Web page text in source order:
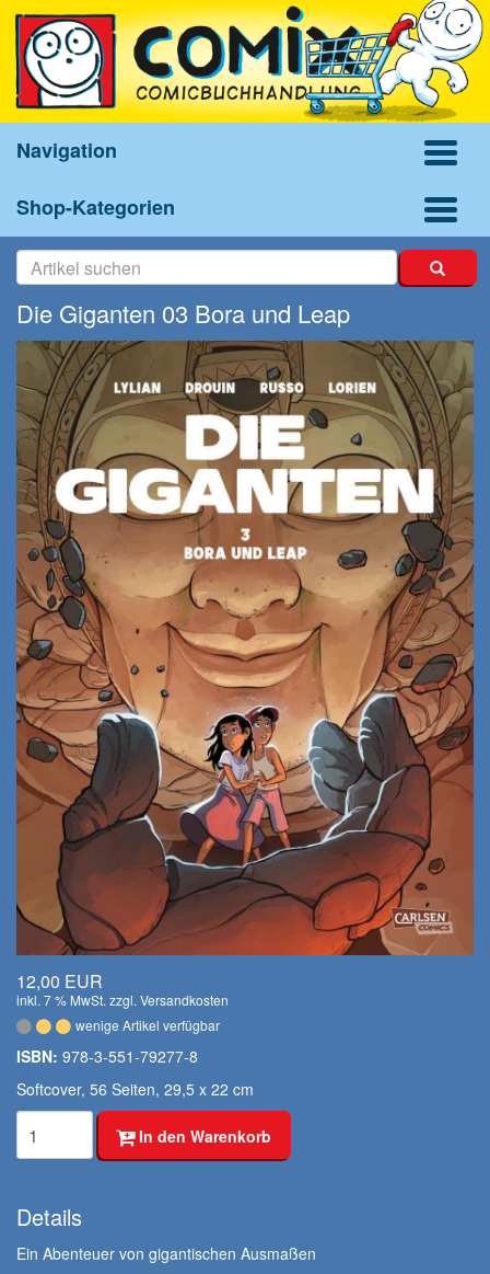
Navigation
Shop-Kategorien
Die Giganten 03 Bora und Leap
12,00 EUR
inkl. 7 % MwSt. zzgl. Versandkosten
wenige Artikel verfügbar
ISBN: 978-3-551-79277-8
Softcover, 56 Seiten, 29,5 x 22 cm
In den Warenkorb
Details
Ein Abenteuer von gigantischen Ausmaßen